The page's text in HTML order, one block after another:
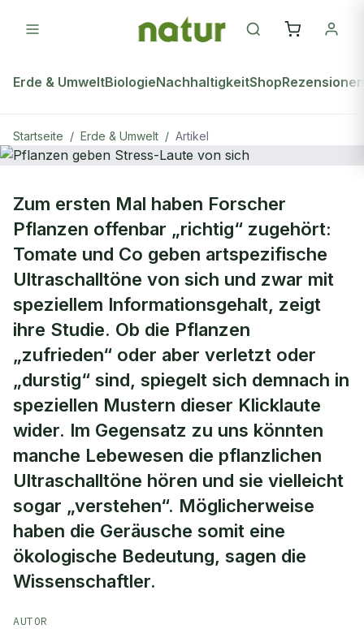
Erde & UmweltBiologieNachhaltigkeitShopRezensionen
Startseite / Erde & Umwelt / Artikel
Pflanzen geben Stress-Laute von
sich
Zum ersten Mal haben Forscher
Pflanzen offenbar „richtig“ zugehört:
Tomate und Co geben artspezifische
Ultraschalltöne von sich und zwar mit
speziellem Informationsgehalt, zeigt
ihre Studie. Ob die Pflanzen
„zufrieden“ oder aber verletzt oder
„durstig“ sind, spiegelt sich demnach in
speziellen Mustern dieser Klicklaute
wider. Im Gegensatz zu uns könnten
manche Lebewesen die pflanzlichen
Ultraschalltöne hören und sie vielleicht
sogar „verstehen“. Möglicherweise
haben die Geräusche somit eine
ökologische Bedeutung, sagen die
Wissenschaftler.
AUTOR